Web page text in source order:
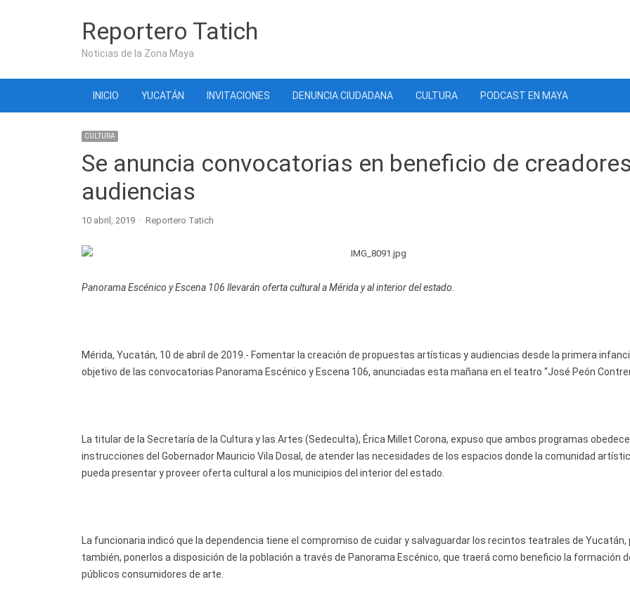
Reportero Tatich
Noticias de la Zona Maya
INICIO YUCATÁN INVITACIONES DENUNCIA CIUDADANA CULTURA PODCAST EN MAYA
CULTURA
Se anuncia convocatorias en beneficio de
audiencias
10 abril, 2019 Author
Reportero Tatich
Panorama Escénico y Escena 106 llevarán oferta cultural a Mérida y al interior del estado.
Mérida, Yucatán, 10 de abril de 2019.- Fomentar la creación de propuestas artísticas y audiencias desde la primera
objetivo de las convocatorias Panorama Escénico y Escena 106, anunciadas esta mañana en el teatro “José Peón
La titular de la Secretaría de la Cultura y las Artes (Sedeculta), Érica Millet Corona, expuso que ambos programas
instrucciones del Gobernador Mauricio Vila Dosal, de atender las necesidades de los espacios donde la comunidad
pueda presentar y proveer oferta cultural a los municipios del interior del estado.
La funcionaria indicó que la dependencia tiene el compromiso de cuidar y salvaguardar los recintos teatrales de Yucatán,
también, ponerlos a disposición de la población a través de Panorama Escénico, que traerá como beneficio la formación
públicos consumidores de arte.